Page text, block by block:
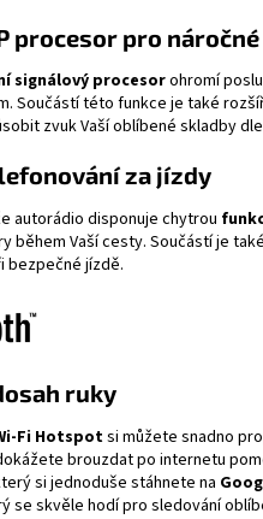
procesor pro
signálový procesorohromí
Součástí této funkce je také
zvuk Vaší oblíbené skladby
za jízdy
autorádio disponuje chytrou
během Vaší cesty. Součástí je také
bezpečné jízdě.
ruky
Fi Hotspotsi můžete snadno
brouzdat po internetu
si jednoduše stáhnete na
se skvěle hodí pro sledování